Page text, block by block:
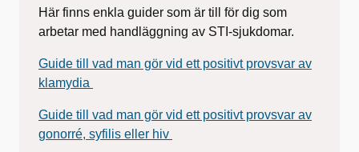
Här finns enkla guider som är till för dig som
arbetar med handläggning av STI-sjukdomar.
Guide till vad man gör vid ett positivt provsvar av
klamydia
Guide till vad man gör vid ett positivt provsvar av
gonorré, syfilis eller hiv